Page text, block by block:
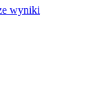
wyniki